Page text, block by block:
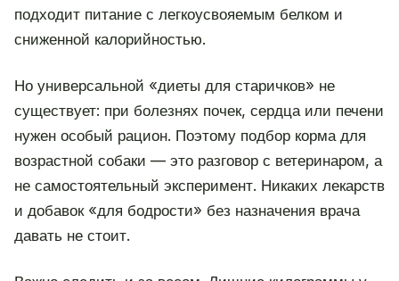
подходит питание с легкоусвояемым белком и
сниженной калорийностью.
Но универсальной «диеты для старичков» не
существует: при болезнях почек, сердца или печени
нужен особый рацион. Поэтому подбор корма для
возрастной собаки — это разговор с ветеринаром, а
не самостоятельный эксперимент. Никаких лекарств
и добавок «для бодрости» без назначения врача
давать не стоит.